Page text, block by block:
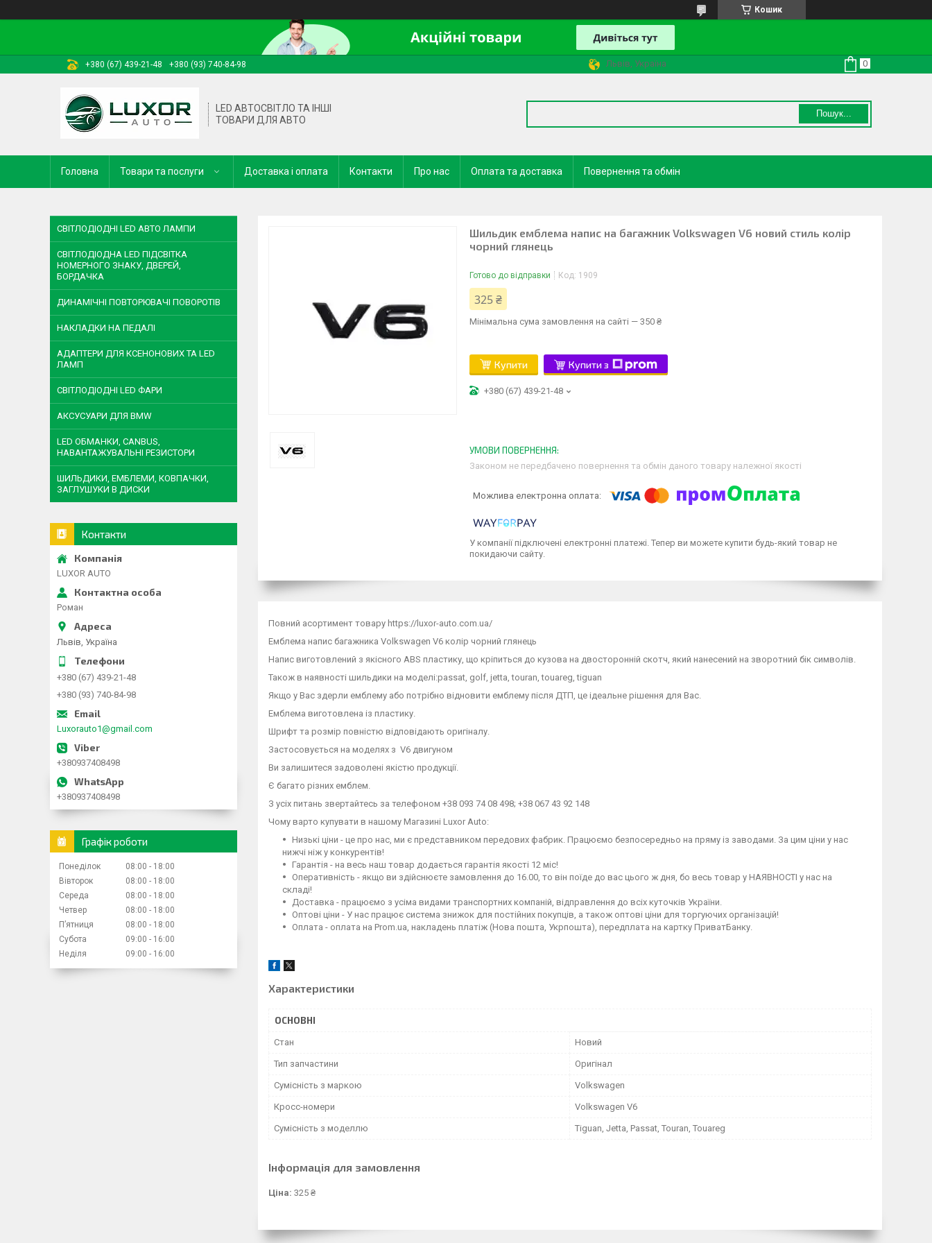
Кошик
+380 (67) 439-21-48 +380 (93) 740-84-98 Львів, Україна
LED АВТОСВІТЛО ТА ІНШІ
ТОВАРИ ДЛЯ АВТО
Пошук...
Головна Товари та послуги Доставка і оплата Контакти Про нас Оплата та доставка Повернення та обмін
Шильдик емблема напис на багажник Volkswagen V6 новий стиль колір
чорний глянець
Готово до відправки Код: 1909
325 ₴
Мінімальна сума замовлення на сайті — 350 ₴
Купити Купити з
+380 (67) 439-21-48
Законом не передбачено повернення та обмін даного товару належної якості
У компанії підключені електронні платежі. Тепер ви можете купити будь-який товар не
покидаючи сайту.
Повний асортимент товару https://luxor-auto.com.ua/
Емблема напис багажника Volkswagen V6 колір чорний глянець
Напис виготовлений з якісного ABS пластику, що кріпиться до кузова на двосторонній скотч, який нанесений на зворотний бік символів.
Також в наявності шильдики на моделі:passat, golf, jetta, touran, touareg, tiguan
Якщо у Вас здерли емблему або потрібно відновити емблему після ДТП, це ідеальне рішення для Вас.
Емблема виготовлена ​​із пластику.
Шрифт та розмір повністю відповідають оригіналу.
Застосовується на моделях з V6 двигуном
Ви залишитеся задоволені якістю продукції.
Є багато різних емблем.
З усіх питань звертайтесь за телефоном +38 093 74 08 498; +38 067 43 92 148
Чому варто купувати в нашому Магазині Luxor Auto:
Низькі ціни - це про нас, ми є представником передових фабрик. Працюємо безпосередньо на пряму із заводами. За цим ціни у нас
нижчі ніж у конкурентів!
Гарантія - на весь наш товар додається гарантія якості 12 міс!
Оперативність - якщо ви здійснюєте замовлення до 16.00, то він поїде до вас цього ж дня, бо весь товар у НАЯВНОСТІ у нас на
складі!
Доставка - працюємо з усіма видами транспортних компаній, відправлення до всіх куточків України.
Оптові ціни - У нас працює система знижок для постійних покупців, а також оптові ціни для торгуючих організацій!
Оплата - оплата на Prom.ua, накладень платіж (Нова пошта, Укрпошта), передплата на картку ПриватБанку.
Характеристики
ОСНОВНІ
Стан Новий
Тип запчастини Оригінал
Сумісність з маркою Volkswagen
Кросс-номери Volkswagen V6
Сумісність з моделлю Tiguan, Jetta, Passat, Touran, Touareg
Інформація для замовлення
Ціна: 325 ₴
СВІТЛОДІОДНІ LED АВТО ЛАМПИ
СВІТЛОДІОДНА LED ПІДСВІТКА
НОМЕРНОГО ЗНАКУ, ДВЕРЕЙ,
БОРДАЧКА
ДИНАМІЧНІ ПОВТОРЮВАЧІ ПОВОРОТІВ
НАКЛАДКИ НА ПЕДАЛІ
АДАПТЕРИ ДЛЯ КСЕНОНОВИХ ТА LED
ЛАМП
СВІТЛОДІОДНІ LED ФАРИ
АКСУСУАРИ ДЛЯ BMW
LED ОБМАНКИ, CANBUS,
НАВАНТАЖУВАЛЬНІ РЕЗИСТОРИ
ШИЛЬДИКИ, ЕМБЛЕМИ, КОВПАЧКИ,
ЗАГЛУШУКИ В ДИСКИ
Контакти
LUXOR AUTO
Роман
Львів, Україна
+380 (67) 439-21-48
+380 (93) 740-84-98
Luxorauto1@gmail.com
+380937408498
+380937408498
Графік роботи
Понеділок 08:00
18:00
Вівторок
08:00
18:00
Середа
08:00
18:00
Четвер
08:00
18:00
Пʼятниця
08:00
18:00
Субота
09:00
16:00
Неділя
09:00 16:00